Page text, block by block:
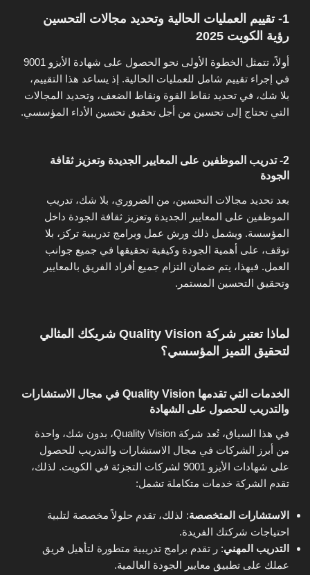
1- تقييم العمليات الحالية وتحديد مجالات التحسين
رؤية الكويت 2025
أولاً، تتمثل الخطوة الأولى نحو الحصول على شهادة الأيزو 9001
في إجراء تقييم شامل للعمليات الحالية. إذ يساعد هذا التقييم،
بلا شك، في تحديد نقاط القوة ونقاط الضعف، وتحديد المجالات
التي تحتاج إلى تحسين من أجل تحقيق تحسين الأداء المؤسسي.
2- تدريب الموظفين على المعايير الجديدة وتعزيز ثقافة
الجودة
بعد تحديد مجالات التحسين، من الضروري، بلا شك، تدريب
الموظفين على المعايير الجديدة وتعزيز ثقافة الجودة داخل
المؤسسة. ويشمل ذلك ورش عمل وبرامج تدريبية تركز، بلا
توقف، على أهمية الجودة وكيفية تحقيقها في جميع جوانب
العمل. فبهذا، يتم ضمان التزام جميع أفراد الفريق بالمعايير
وتحقيق التحسين المستمر.
لماذا تعتبر شركة Quality Vision شريكك المثالي
لتحقيق التميز المؤسسي؟
الخدمات التي تقدمها Quality Vision في مجال الاستشارات
والتدريب للحصول على الشهادة
في هذا السياق، تُعد شركة Quality Vision، بدون شك، واحدة
من أبرز الشركات في مجال الاستشارات والتدريب للحصول
على شهادات الأيزو 9001 لشركات التجزئة في الكويت. لذلك،
تقدم الشركة خدمات متكاملة تشمل:
الاستشارات المتخصصة: لذلك، تقدم حلولاً مخصصة لتلبية
احتياجات شركتك الفريدة.
التدريب المهني: ر تقدم برامج تدريبية متطورة لتأهيل فريق
عملك على تطبيق معايير الجودة العالمية.